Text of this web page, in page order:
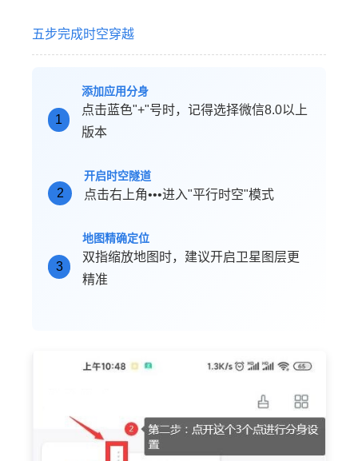
五步完成时空穿越
1
添加应用分身
点击蓝色"+"号时，记得选择微信8.0以上
版本
2
开启时空隧道
点击右上角•••进入"平行时空"模式
3
地图精确定位
双指缩放地图时，建议开启卫星图层更
精准